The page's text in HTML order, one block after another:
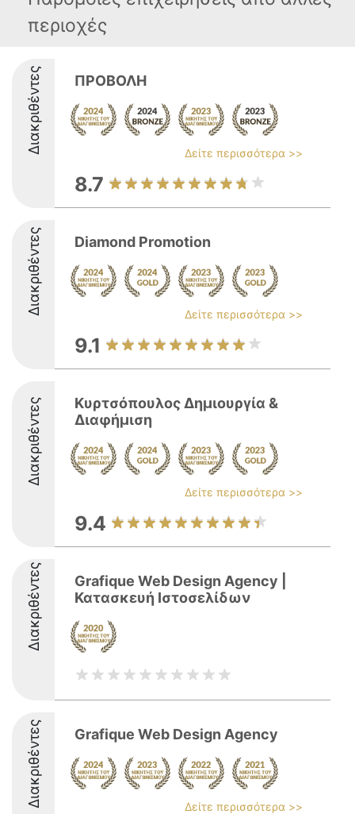
περιοχές
Διακριθέντες ΠΡΟΒΟΛΗ
Δείτε περισσότερα >>
8.7
Διακριθέντες Diamond Promotion
Δείτε περισσότερα >>
9.1
Διακριθέντες
Κυρτσόπουλος Δημιουργία &
Διαφήμιση
Δείτε περισσότερα >>
9.4
Διακριθέντες
Grafique Web Design Agency |
Κατασκευή Ιστοσελίδων
Διακριθέντες Grafique Web Design Agency
Δείτε περισσότερα >>